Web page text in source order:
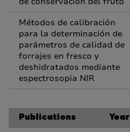
Métodos de calibración
para la determinación de
parámetros de calidad de
forrajes en fresco y
deshidratados mediante
espectrosopia NIR
Publications Year